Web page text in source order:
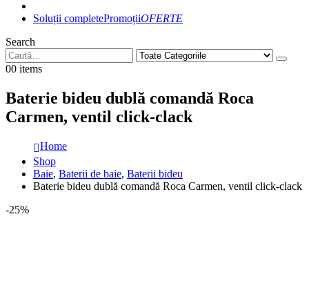
Soluții completePromoțiiOFERTE
Search
00 items
Baterie bideu dublă comandă Roca
Carmen, ventil click-clack
Home
Shop
Baie, Baterii de baie, Baterii bideu
Baterie bideu dublă comandă Roca Carmen, ventil click-clack
-25%